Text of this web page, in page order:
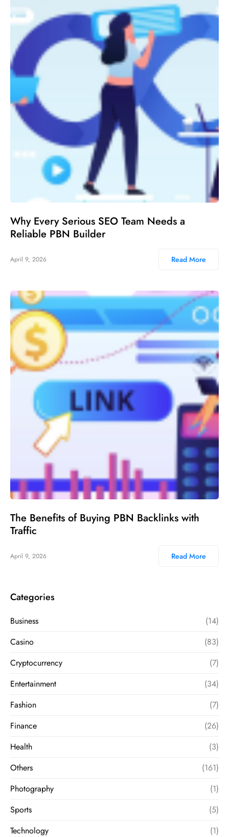
Why Every Serious SEO Team Needs a
Reliable PBN Builder
April 9, 2026 Read More
The Benefits of Buying PBN Backlinks with
Traffic
April 9, 2026 Read More
Categories
Business
(14)
Casino
(83)
Cryptocurrency
(7)
Entertainment
(34)
Fashion
(7)
Finance
(26)
Health
(3)
Others
(161)
Photography
(1)
Sports
(5)
Technology
(1)